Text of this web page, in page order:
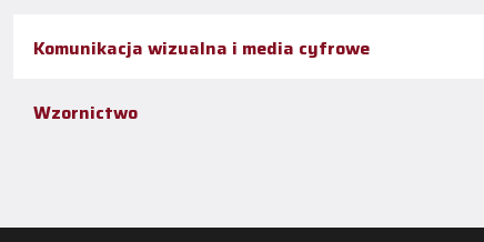
Komunikacja wizualna i media cyfrowe
Wzornictwo